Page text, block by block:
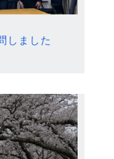
しました